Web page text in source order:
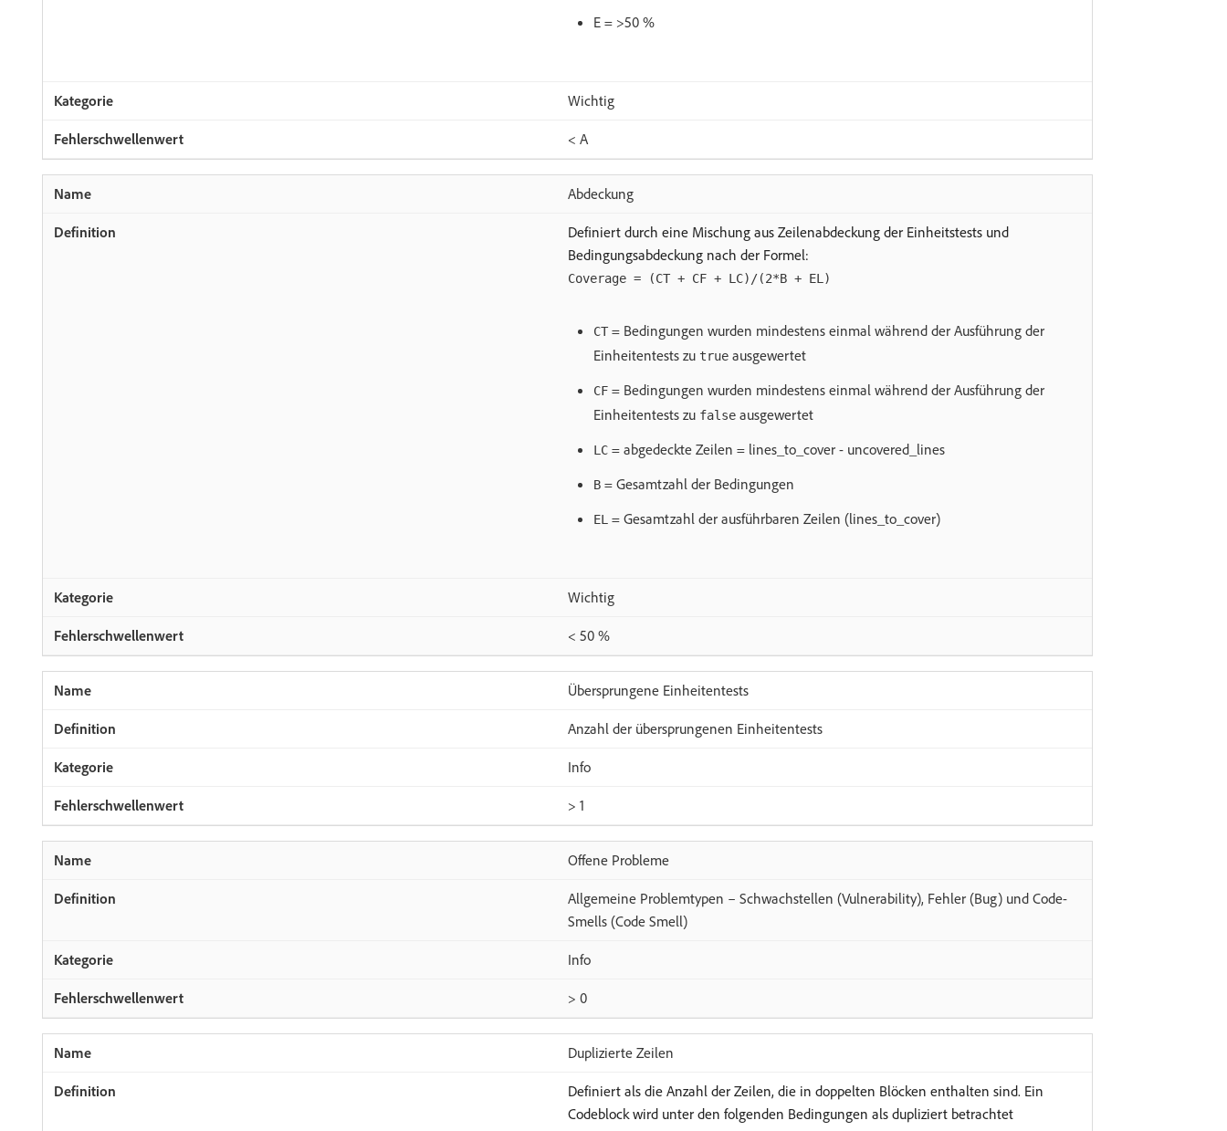
E = >50 %
Wichtig
< A
Abdeckung
Definiert durch eine Mischung aus Zeilenabdeckung der Einheitstests und
Bedingungsabdeckung nach der Formel:
Coverage = (CT + CF + LC)/(2*B + EL)
CT= Bedingungen wurden mindestens einmal während der Ausführung der
Einheitentests zu trueausgewertet
CF= Bedingungen wurden mindestens einmal während der Ausführung der
Einheitentests zu falseausgewertet
LC= abgedeckte Zeilen = lines_to_cover - uncovered_lines
B= Gesamtzahl der Bedingungen
EL = Gesamtzahl der ausführbaren Zeilen (lines_to_cover)
Wichtig
< 50 %
Übersprungene Einheitentests
Anzahl der übersprungenen Einheitentests
Info
> 1
Offene Probleme
Allgemeine Problemtypen – Schwachstellen (Vulnerability), Fehler (Bug) und Code-
Smells (Code Smell)
Info
> 0
Duplizierte Zeilen
Definiert als die Anzahl der Zeilen, die in doppelten Blöcken enthalten sind. Ein
Codeblock wird unter den folgenden Bedingungen als dupliziert betrachtet